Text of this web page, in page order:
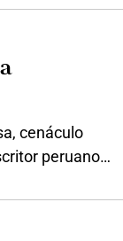
lo dio a
una misión
las
cenáculo
peruano
el primero
escrito